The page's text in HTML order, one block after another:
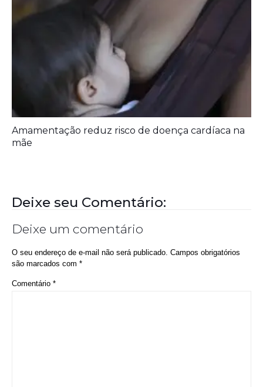
Amamentação reduz risco de doença cardíaca na
mãe
Deixe seu Comentário:
Deixe um comentário
O seu endereço de e-mail não será publicado. Campos obrigatórios
são marcados com *
Comentário *